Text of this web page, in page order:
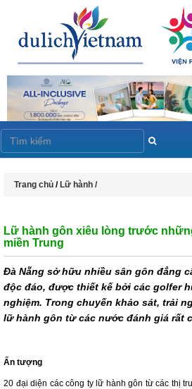
Trang chủ / Lữ hành /
Lữ hành gôn xiêu lòng trước
miền Trung
Đà Nẵng sở hữu nhiều sân gôn đẳng
độc đáo, được thiết kế bởi các golfer
nghiệm. Trong chuyến khảo sát, trải
lữ hành gôn từ các nước đánh giá rất
Ấn tượng
20 đại diện các công ty lữ hành gôn từ các thị